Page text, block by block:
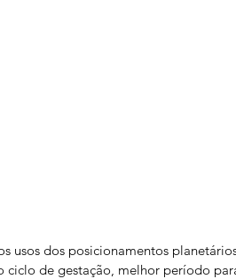
usos dos posicionamentos
ciclo de gestação, melhor período